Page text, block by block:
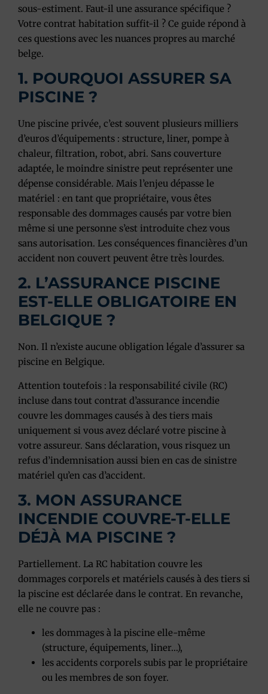
sous-estiment. Faut-il une assurance spécifique ?
Votre contrat habitation suffit-il ? Ce guide répond à
ces questions avec les nuances propres au marché
belge.
1. POURQUOI ASSURER SA
PISCINE ?
Une piscine privée, c’est souvent plusieurs milliers
d’euros d’équipements : structure, liner, pompe à
chaleur, filtration, robot, abri. Sans couverture
adaptée, le moindre sinistre peut représenter une
dépense considérable. Mais l’enjeu dépasse le
matériel : en tant que propriétaire, vous êtes
responsable des dommages causés par votre bien
même si une personne s’est introduite chez vous
sans autorisation. Les conséquences financières d’un
accident non couvert peuvent être très lourdes.
2. L’ASSURANCE PISCINE
EST-ELLE OBLIGATOIRE EN
BELGIQUE ?
Non. Il n’existe aucune obligation légale d’assurer sa
piscine en Belgique.
Attention toutefois : la responsabilité civile (RC)
incluse dans tout contrat d’assurance incendie
couvre les dommages causés à des tiers mais
uniquement si vous avez déclaré votre piscine à
votre assureur. Sans déclaration, vous risquez un
refus d’indemnisation aussi bien en cas de sinistre
matériel qu’en cas d’accident.
3. MON ASSURANCE
INCENDIE COUVRE-T-ELLE
DÉJÀ MA PISCINE ?
Partiellement. La RC habitation couvre les
dommages corporels et matériels causés à des tiers si
la piscine est déclarée dans le contrat. En revanche,
elle ne couvre pas :
les dommages à la piscine elle-même
(structure, équipements, liner…),
les accidents corporels subis par le propriétaire
ou les membres de son foyer.